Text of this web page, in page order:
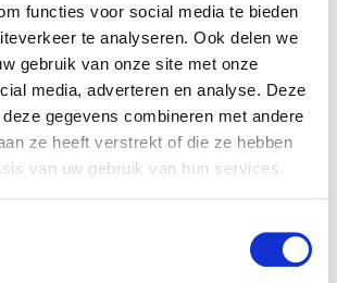
functies voor social media te bieden
te analyseren. Ook delen we
gebruik van onze site met onze
media, adverteren en analyse. Deze
gegevens combineren met andere
ze heeft verstrekt of die ze hebben
van uw gebruik van hun services.
bekeken ook